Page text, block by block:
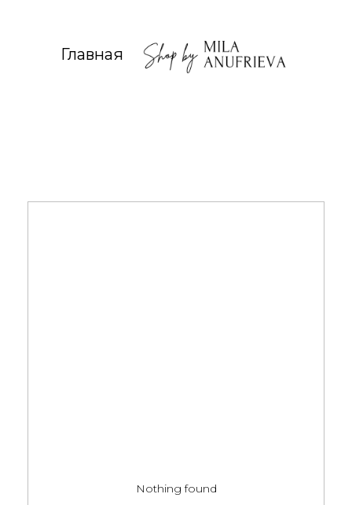
Главная
Nothing found